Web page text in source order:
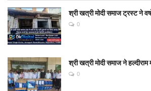
श्री खत्री मोदी समाज ट्रस्ट ने
0
श्री खत्री मोदी समाज ने
0